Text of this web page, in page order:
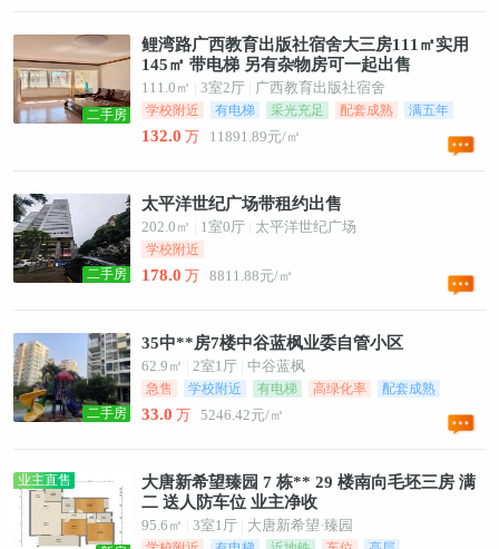
二手房
鲤湾路广西教育出版社宿舍大三房111㎡实用
145㎡ 带电梯 另有杂物房可一起出售
111.0㎡ 3室2厅 广西教育出版社宿舍
学校附近 有电梯 采光充足 配套成熟 满五年
132.0 万 11891.89元/㎡
二手房
太平洋世纪广场带租约出售
202.0㎡ 1室0厅 太平洋世纪广场
学校附近
178.0 万 8811.88元/㎡
二手房
35中**房7楼中谷蓝枫业委自管小区
62.9㎡ 2室1厅 中谷蓝枫
急售 学校附近 有电梯 高绿化率 配套成熟
33.0 万 5246.42元/㎡
业主直售
大唐新希望臻园 7 栋** 29 楼南向毛坯三房 满
二 送人防车位 业主净收
95.6㎡ 3室1厅 大唐新希望·臻园